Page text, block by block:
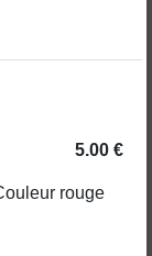
5.00 €
rouge